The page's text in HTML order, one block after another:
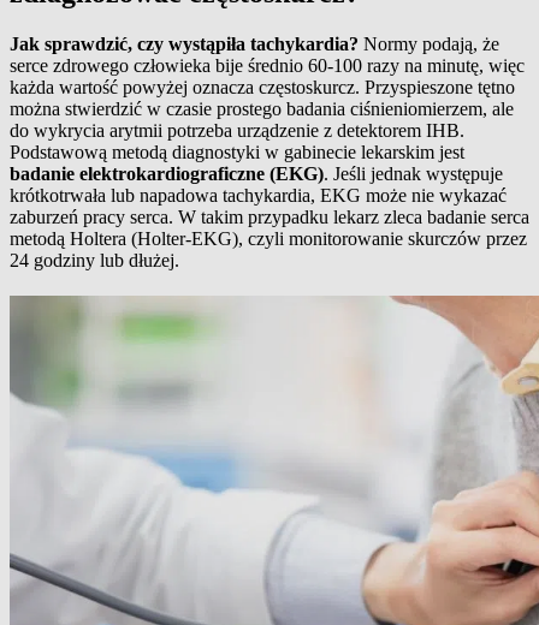
Jak sprawdzić, czy wystąpiła tachykardia? Normy podają, że
serce zdrowego człowieka bije średnio 60-100 razy na minutę, więc
każda wartość powyżej oznacza częstoskurcz. Przyspieszone tętno
można stwierdzić w czasie prostego badania ciśnieniomierzem, ale
do wykrycia arytmii potrzeba urządzenie z detektorem IHB.
Podstawową metodą diagnostyki w gabinecie lekarskim jest
badanie elektrokardiograficzne (EKG). Jeśli jednak występuje
krótkotrwała lub napadowa tachykardia, EKG może nie wykazać
zaburzeń pracy serca. W takim przypadku lekarz zleca badanie serca
metodą Holtera (Holter-EKG), czyli monitorowanie skurczów przez
24 godziny lub dłużej.